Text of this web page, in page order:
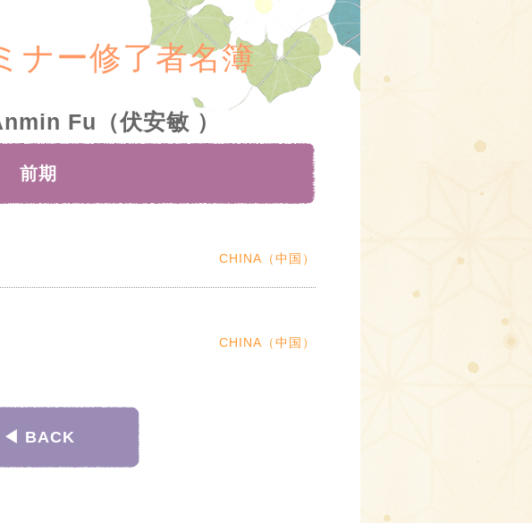
ナー修了者名簿
Fu（伏安敏 ）
前期
CHINA（中国）
CHINA（中国）
◀︎ BACK